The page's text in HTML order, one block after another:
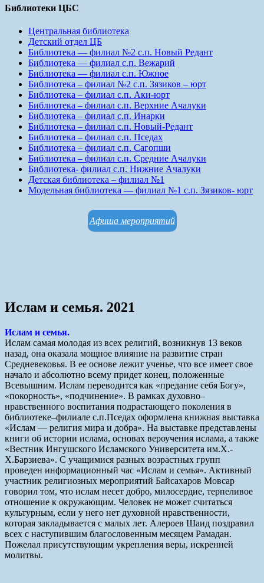
Библиотеки ЦБС
Центральная библиотека
Детский отдел ЦБ
Библиотека — филиал №2 с.п. Новый Редант
Библиотека — филиал с.п. Вежарий
Библиотека — филиал с.п. Южное
Библиотека – филиал №2 с.п. Зязиков – юрт
Библиотека – филиал с.п. Аки-юрт
Библиотека – филиал с.п. Верхние Ачалуки
Библиотека – филиал с.п. Инарки
Библиотека – филиал с.п. Новый-Редант
Библиотека – филиал с.п. Пседах
Библиотека – филиал с.п. Сагопши
Библиотека – филиал с.п. Средние Ачалуки
Библиотека- филиал с.п. Нижние Ачалуки
Детская библиотека – филиал №1
Модельная библиотека — филиал №1 с.п. Зязиков- юрт
Афиша мероприятий
Ислам и семья. 2021
Ислам и семья.
Ислам самая молодая из всех религий, возникнув 13 веков
назад, она оказала мощное влияние на развитие стран
Средневековья. В ее основе лежит ученье, что все имеет свое
начало и абсолютно всему придет конец, положенные
Всевышним. Ислам переводится как «предание себя Богу»,
«покорность», «подчинение». В рамках духовно–
нравственного воспитания подрастающего поколения в
библиотеке–филиале с.п.Пседах оформлена книжная выставка
«Ислам — религия мира и добра». На выставке представлены
книги об истории ислама, основах вероучения ислама, а также
«Вестник Ингушского Исламского Университета им.Х.-
Х.Барзиева». С учащимися разных возрастных групп
проведен информационный час «Ислам и семья». Активный
участник религиозных мероприятий Байсахаров Мовсар
говорил том, что ислам несет добро, милосердие, терпеливое
отношение к окружающим. Человек не может считаться
культурным, если у него нет духовной нравственности,
которая закладывается с малых лет. Алероев Шаид поздравил
всех с наступившим благословенным месяцем Рамадан.
Пожелал присутствующим укрепления веры, искренней
молитвы.